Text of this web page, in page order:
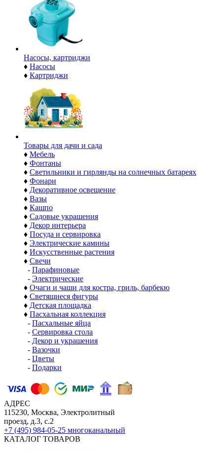
Насосы, картриджи
♦ Насосы
♦ Картриджи
Товары для дачи и сада
♦ Мебель
♦ Фонтаны
♦ Светильники и гирлянды на солнечных батареях
♦ Фонари
♦ Декоративное освещение
♦ Вазы
♦ Кашпо
♦ Садовые украшения
♦ Декор интерьера
♦ Посуда и сервировка
♦ Электрические камины
♦ Искусственные растения
♦ Свечи
- Парафиновые
- Электрические
♦ Очаги и чаши для костра, гриль, барбекю
♦ Светящиеся фигуры
♦ Детская площадка
♦ Пасхальная коллекция
- Пасхальные яйца
- Сервировка стола
- Декор и украшения
- Вазочки
- Цветы
- Подарки
АДРЕС
115230, Москва, Электролитный
проезд, д.3, с.2
+7 (495) 984-05-25 многоканальный
КАТАЛОГ ТОВАРОВ